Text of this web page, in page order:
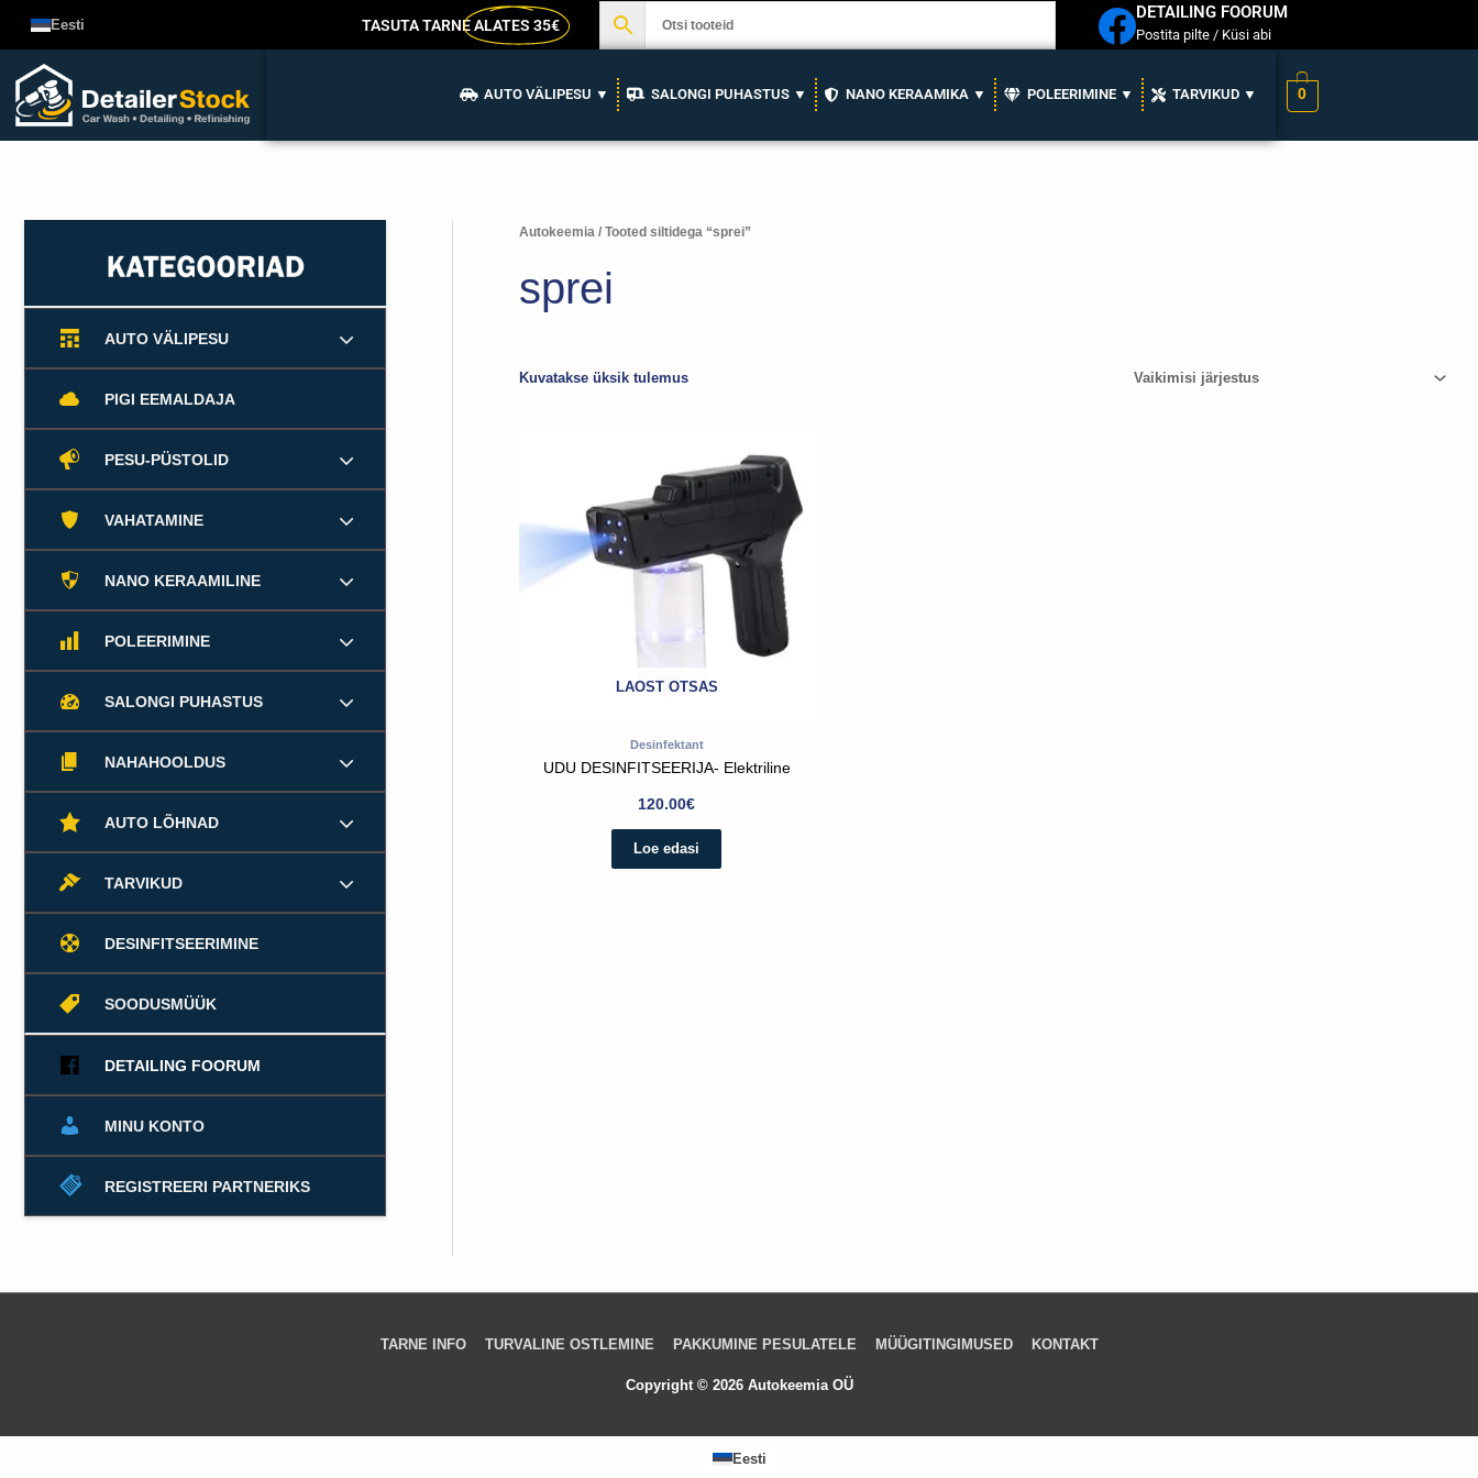
juurde
Eesti TASUTA TARNEALATES 35€
DETAILING FOORUM
Postita pilte / Küsi abi
AUTO VÄLIPESU ▼ SALONGI PUHASTUS ▼ NANO KERAAMIKA ▼ POLEERIMINE ▼ TARVIKUD ▼ 0
AUTO VÄLIPESU
PIGI EEMALDAJA
PESU-PÜSTOLID
VAHATAMINE
NANO KERAAMILINE
POLEERIMINE
SALONGI PUHASTUS
NAHAHOOLDUS
AUTO LÕHNAD
TARVIKUD
DESINFITSEERIMINE
SOODUSMÜÜK
DETAILING FOORUM
MINU KONTO
REGISTREERI PARTNERIKS
Autokeemia / Tooted siltidega “sprei”
sprei
Kuvatakse üksik tulemus
LAOST OTSAS
Desinfektant
UDU DESINFITSEERIJA- Elektriline
120.00€
Loe edasi
TARNE INFO TURVALINE OSTLEMINE PAKKUMINE PESULATELE MÜÜGITINGIMUSED KONTAKT
Copyright © 2026 Autokeemia OÜ
Eesti